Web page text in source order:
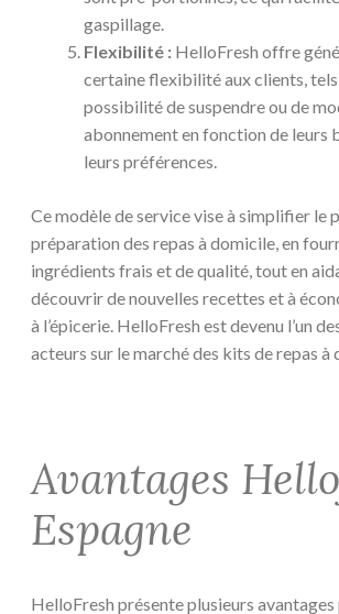
gaspillage.
Flexibilité : HelloFresh offre
certaine flexibilité aux clients, tels
possibilité de suspendre ou de
abonnement en fonction de leurs
leurs préférences.
Ce modèle de service vise à simplifier le
préparation des repas à domicile, en
ingrédients frais et de qualité, tout en
découvrir de nouvelles recettes et à
à l’épicerie. HelloFresh est devenu l’un
acteurs sur le marché des kits de repas à
Avantages
Espagne
HelloFresh présente plusieurs